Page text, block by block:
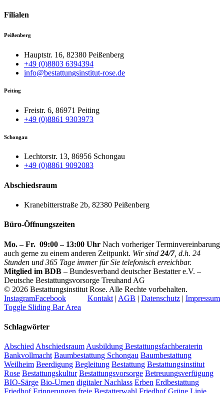
Filialen
Peißenberg
Hauptstr. 16, 82380 Peißenberg
+49 (0)8803 6394394
info@bestattungsinstitut-rose.de
Peiting
Freistr. 6, 86971 Peiting
+49 (0)8861 9303973
Schongau
Lechtorstr. 13, 86956 Schongau
+49 (0)8861 9092083
Abschiedsraum
Kranebitterstraße 2b, 82380 Peißenberg
Büro-Öffnungszeiten
Mo. – Fr. 09:00 – 13:00 Uhr Nach vorheriger Terminvereinbarung
auch gerne zu einem anderen Zeitpunkt. Wir sind 24/7, d.h. 24
Stunden und 365 Tage immer für Sie telefonisch erreichbar.
Mitglied im BDB – Bundesverband deutscher Bestatter e.V. –
Deutsche Bestattungsvorsorge Treuhand AG
© 2026 Bestattungsinstitut Rose. Alle Rechte vorbehalten.
Kontakt | AGB | Datenschutz | Impressum
InstagramFacebook
Toggle Sliding Bar Area
Schlagwörter
Abschied Abschiedsraum Ausbildung Bestattungsfachberaterin
Bankvollmacht Baumbestattung Schongau Baumbestattung
Weilheim Beerdigung Begleitung Bestattung Bestattungsinstitut
Rose Bestattungskultur Bestattungsvorsorge Betreuungsverfügung
BIO-Särge Bio-Urnen digitaler Nachlass Erben Erdbestattung
Friedhof Erinnerungen freie Bestatterwahl Friedhof Grüne Linie